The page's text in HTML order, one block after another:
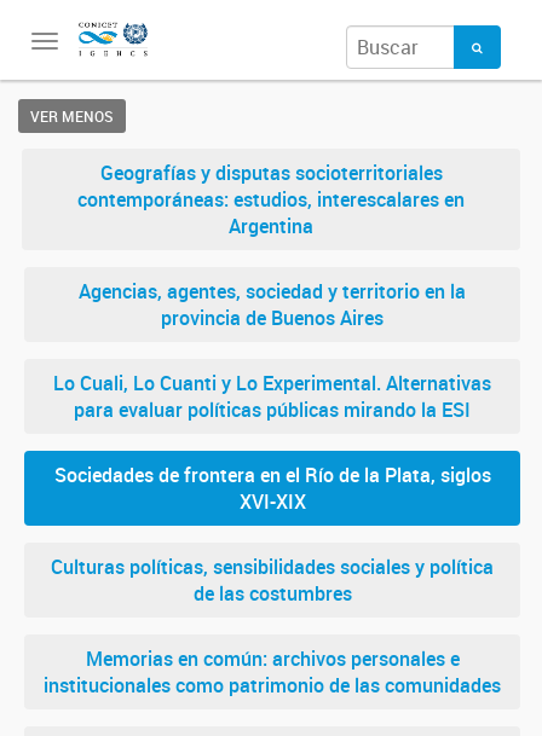
Toggle
VER MENOS
Geografías y disputas socioterritoriales
contemporáneas: estudios, interescalares en
Argentina
Agencias, agentes, sociedad y territorio en la
provincia de Buenos Aires
Lo Cuali, Lo Cuanti y Lo Experimental. Alternativas
para evaluar políticas públicas mirando la ESI
Sociedades de frontera en el Río de la Plata, siglos
XVI-XIX
Culturas políticas, sensibilidades sociales y política
de las costumbres
Memorias en común: archivos personales e
institucionales como patrimonio de las comunidades